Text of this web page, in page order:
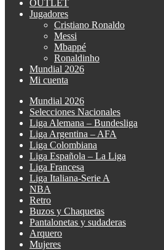
OUTLET
Jugadores
Cristiano Ronaldo
Messi
Mbappé
Ronaldinho
Mundial 2026
Mi cuenta
Mundial 2026
Selecciones Nacionales
Liga Alemana – Bundesliga
Liga Argentina – AFA
Liga Colombiana
Liga Española – La Liga
Liga Francesa
Liga Italiana-Serie A
NBA
Retro
Buzos y Chaquetas
Pantalonetas y sudaderas
Arquero
Mujeres